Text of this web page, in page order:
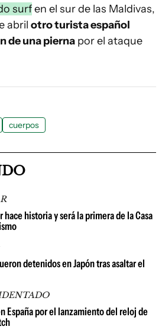
surfen el sur de las Maldivas,
abril otro turista español
de una pierna por el ataque
cuerpos
hace historia y será la primera de la Casa
detenidos en Japón tras asaltar el
España por el lanzamiento del reloj de